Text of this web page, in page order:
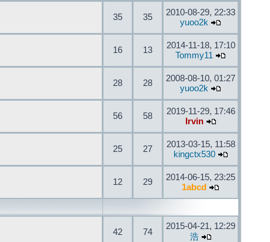
35 35
2010-08-29, 22:33
yuoo2k
16 13
2014-11-18, 17:10
Tommy11
28 28
2008-08-10, 01:27
yuoo2k
56 58
2019-11-29, 17:46
Irvin
25 27
2013-03-15, 11:58
kingctx530
12 29
2014-06-15, 23:25
1abcd
42 74
2015-04-21, 12:29
浩